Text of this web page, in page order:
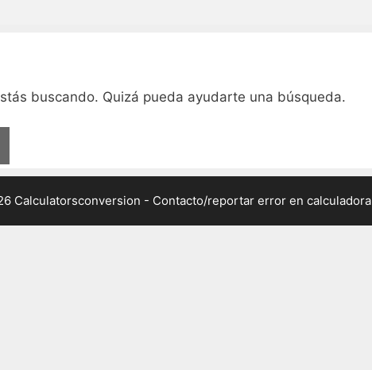
buscando. Quizá pueda ayudarte una búsqueda.
Calculatorsconversion - Contacto/reportar error en calculadora